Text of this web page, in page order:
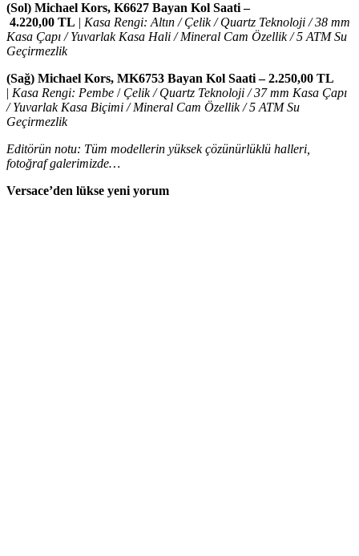
(Sol) Michael Kors, K6627 Bayan Kol Saati –
4.220,00 TL | Kasa Rengi: Altın / Çelik / Quartz Teknoloji / 38 mm
Kasa Çapı / Yuvarlak Kasa Hali / Mineral Cam Özellik / 5 ATM Su
Geçirmezlik
(Sağ) Michael Kors, MK6753 Bayan Kol Saati – 2.250,00 TL
| Kasa Rengi: Pembe / Çelik / Quartz Teknoloji / 37 mm Kasa Çapı
/ Yuvarlak Kasa Biçimi / Mineral Cam Özellik / 5 ATM Su
Geçirmezlik
Editörün notu: Tüm modellerin yüksek çözünürlüklü halleri,
fotoğraf galerimizde…
Versace’den lükse yeni yorum